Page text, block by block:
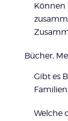
Können
Bücher,
Gibt es
Welche